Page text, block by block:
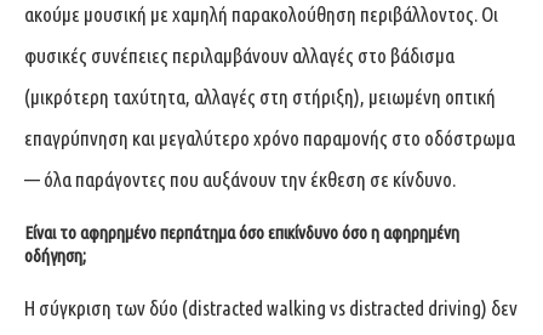
ακούμε μουσική με χαμηλή παρακολούθηση περιβάλλοντος. Οι
φυσικές συνέπειες περιλαμβάνουν αλλαγές στο βάδισμα
(μικρότερη ταχύτητα, αλλαγές στη στήριξη), μειωμένη οπτική
επαγρύπνηση και μεγαλύτερο χρόνο παραμονής στο οδόστρωμα
— όλα παράγοντες που αυξάνουν την έκθεση σε κίνδυνο.
Είναι το αφηρημένο περπάτημα όσο επικίνδυνο όσο η αφηρημένη
οδήγηση;
Η σύγκριση των δύο (distracted walking vs distracted driving) δεν